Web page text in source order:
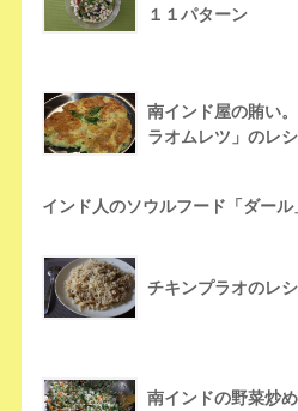
１１パターン
南インド屋の賄い
ラオムレツ」のレ
インド人のソウルフード「ダー
チキンプラオのレ
南インドの野菜炒